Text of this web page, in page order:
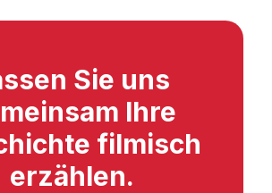
Sie uns
Ihre
filmisch
erzählen.